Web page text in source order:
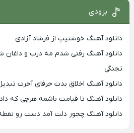
بزودی
دانلود آهنگ خوشتیپ از فرشاد آزادی
دانلود آهنگ رفتی شدم مه درب و داغان
تجنگی
دانلود آهنگ اخلاق بدت حرفای آخرت
دانلود آهنگ تا قیامت باشمه هرچی که
دانلود آهنگ چجور دلت آمد دست رو نقطه